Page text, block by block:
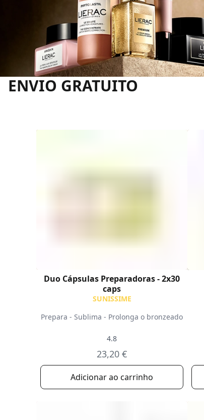
ENVIO GRATUITO
Duo Cápsulas Preparadoras - 2x30
caps
SUNISSIME
Prepara - Sublima - Prolonga o bronzeado
4.8
23,20 €
Adicionar ao carrinho